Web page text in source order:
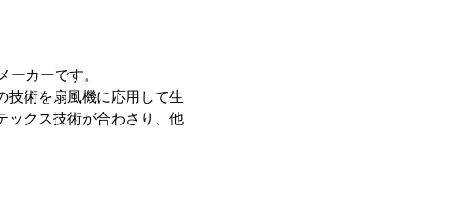
ーカーです。
技術を扇風機に応用して生
ックス技術が合わさり、他